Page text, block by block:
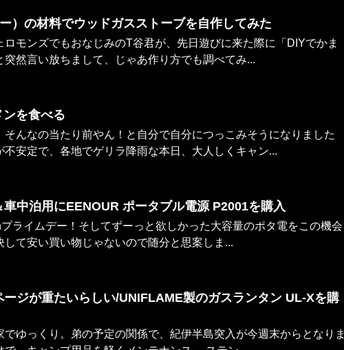
）の材料でウッドガスストーブを自作してみた
ロモンズでもおなじみのT谷君が、先日遊びに来た際に「DIYでかま
突然言い放ちまして、じゃあ作り方でも調べてみ...
を食べる
そんなの当たり前やん！と自分で自分につっこみそうになりました
不安定で、各地でゲリラ降雨な本日、大人しくキャン...
車中泊用にEENOUR ポータブル電源 P2001を購入
ライムデー！そしてずーっと欲しかった大容量のポタ電をこの機会
して安い買い物じゃないので随分と思案しま...
ージが重たいらしい/UNIFLAME製のガスランタン UL-Xを購
でゆっくり。弟の予定の関係で、紀伊半島突入が今週末からとなりま